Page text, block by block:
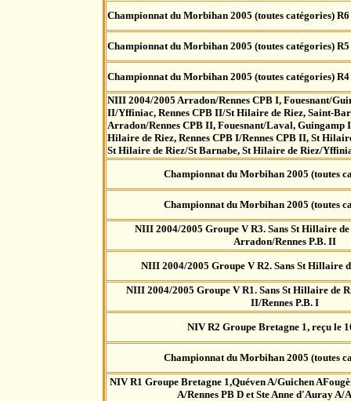
Championnat du Morbihan 2005 (toutes catégories) R6
Championnat du Morbihan 2005 (toutes catégories) R5
Championnat du Morbihan 2005 (toutes catégories) R4
NIII 2004/2005 Arradon/Rennes CPB I, Fouesnant/
II/Yffiniac, Rennes CPB II/St Hilaire de Riez, Saint-
Arradon/Rennes CPB II, Fouesnant/Laval, Guingamp
Hilaire de Riez, Rennes CPB I/Rennes CPB II, St
St Hilaire de Riez/St Barnabe, St Hilaire de Riez/
Championnat du Morbihan 2005 (toutes
Championnat du Morbihan 2005 (toutes
NIII 2004/2005 Groupe V R3. Sans St Hillaire
Arradon/Rennes P.B. II
NIII 2004/2005 Groupe V R2. Sans St Hillaire
NIII 2004/2005 Groupe V R1. Sans St Hillaire de
II/Rennes P.B. I
NIV R2 Groupe Bretagne 1, reçu le
Championnat du Morbihan 2005 (toutes
NIV R1 Groupe Bretagne 1,Quéven A/Guichen
A/Rennes PB D et Ste Anne d'Auray A/